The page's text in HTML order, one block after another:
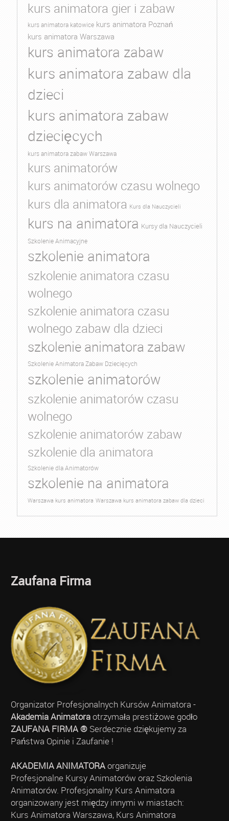
kurs animatora gier i zabaw
kurs animatora katowice kurs animatora Poznań
kurs animatora Warszawa
kurs animatora zabaw
kurs animatora zabaw dla
dzieci
kurs animatora zabaw
dziecięcych
kurs animatora zabaw Warszawa
kurs animatorów
kurs animatorów czasu wolnego
kurs dla animatora Kurs dla Nauczycieli
kurs na animatora Kursy dla Nauczycieli
Szkolenie Animacyjne
szkolenie animatora
szkolenie animatora czasu
wolnego
szkolenie animatora czasu
wolnego zabaw dla dzieci
szkolenie animatora zabaw
Szkolenie Animatora Zabaw Dziecięcych
szkolenie animatorów
szkolenie animatorów czasu
wolnego
szkolenie animatorów zabaw
szkolenie dla animatora
Szkolenie dla Animatorów
szkolenie na animatora
Warszawa kurs animatora Warszawa kurs animatora zabaw dla dzieci
Zaufana Firma
Organizator Profesjonalnych Kursów Animatora -
Akademia Animatoraotrzymała prestiżowe godło
ZAUFANA FIRMA ®Serdecznie dziękujemy za
Państwa Opinie i Zaufanie !
AKADEMIA ANIMATORAorganizuje
Profesjonalne Kursy Animatorów oraz Szkolenia
Animatorów. Profesjonalny Kurs Animatora
organizowany jest między innymi w miastach:
Kurs Animatora Warszawa, Kurs Animatora